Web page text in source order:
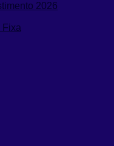
2026
Fixa